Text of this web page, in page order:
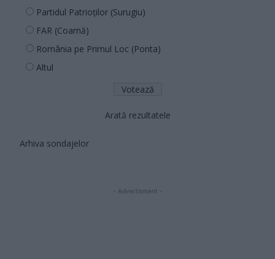
Partidul Patrioților (Surugiu)
FAR (Coarnă)
România pe Primul Loc (Ponta)
Altul
Arată rezultatele
Arhiva sondajelor
- Advertisment -